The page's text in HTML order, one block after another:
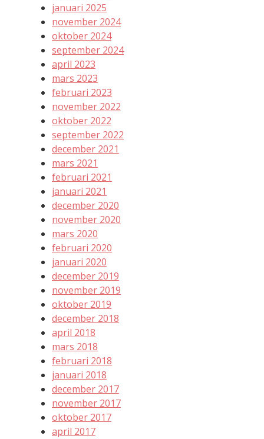
januari 2025
november 2024
oktober 2024
september 2024
april 2023
mars 2023
februari 2023
november 2022
oktober 2022
september 2022
december 2021
mars 2021
februari 2021
januari 2021
december 2020
november 2020
mars 2020
februari 2020
januari 2020
december 2019
november 2019
oktober 2019
december 2018
april 2018
mars 2018
februari 2018
januari 2018
december 2017
november 2017
oktober 2017
april 2017